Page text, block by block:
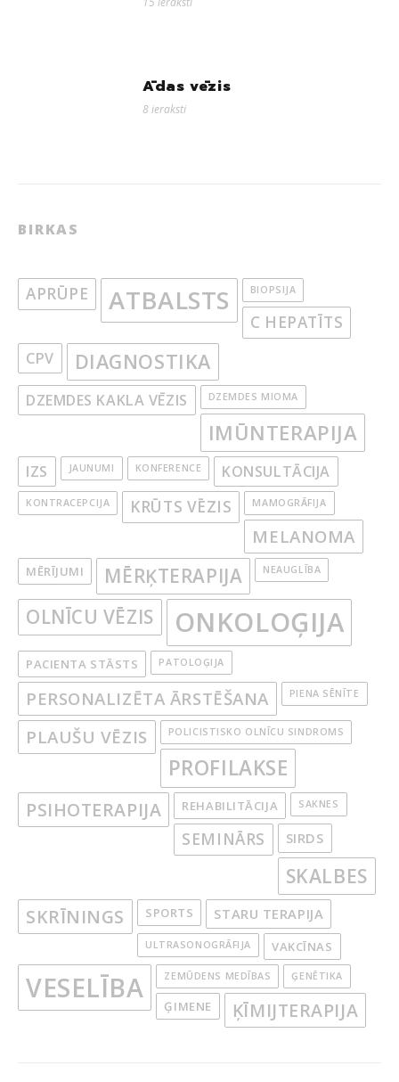
Ādas vēzis
8 ieraksti
BIRKAS
APRŪPE ATBALSTS BIOPSIJA
C HEPATĪTS
CPV DIAGNOSTIKA
DZEMDES KAKLA VĒZIS DZEMDES MIOMA
IMŪNTERAPIJA
IZS JAUNUMI KONFERENCE KONSULTĀCIJA
KONTRACEPCIJA KRŪTS VĒZIS MAMOGRĀFIJA
MELANOMA
MĒRĪJUMI MĒRĶTERAPIJA NEAUGLĪBA
OLNĪCU VĒZIS ONKOLOĢIJA
PACIENTA STĀSTS PATOLOĢIJA
PERSONALIZĒTA ĀRSTĒŠANA PIENA SĒNĪTE
PLAUŠU VĒZIS POLICISTISKO OLNĪCU SINDROMS
PROFILAKSE
PSIHOTERAPIJA REHABILITĀCIJA SAKNES
SEMINĀRS SIRDS
SKALBES
SKRĪNINGS SPORTS STARU TERAPIJA
ULTRASONOGRĀFIJA VAKCĪNAS
VESELĪBA ZEMŪDENS MEDĪBAS ĢENĒTIKA
ĢIMENE ĶĪMIJTERAPIJA